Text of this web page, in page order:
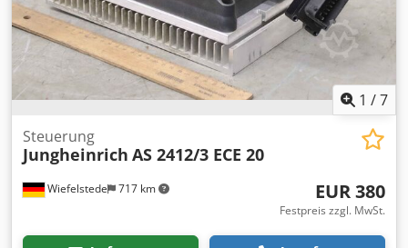
1 /7
Wiefelstede 717 km
Steuerung
Jungheinrich AS 2412/3 ECE 20
EUR 380
Festpreis zzgl. MwSt.